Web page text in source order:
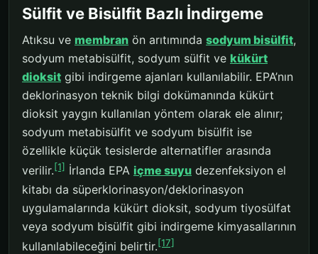
Sülfit ve Bisülfit Bazlı İndirgeme
Atıksu ve membran ön arıtımında sodyum bisülfit,
sodyum metabisülfit, sodyum sülfit ve kükürt
dioksit gibi indirgeme ajanları kullanılabilir. EPA’nın
deklorinasyon teknik bilgi dokümanında kükürt
dioksit yaygın kullanılan yöntem olarak ele alınır;
sodyum metabisülfit ve sodyum bisülfit ise
özellikle küçük tesislerde alternatifler arasında
verilir.[1] İrlanda EPA içme suyu dezenfeksiyon el
kitabı da süperklorinasyon/deklorinasyon
uygulamalarında kükürt dioksit, sodyum tiyosülfat
veya sodyum bisülfit gibi indirgeme kimyasallarının
kullanılabileceğini belirtir.[17]